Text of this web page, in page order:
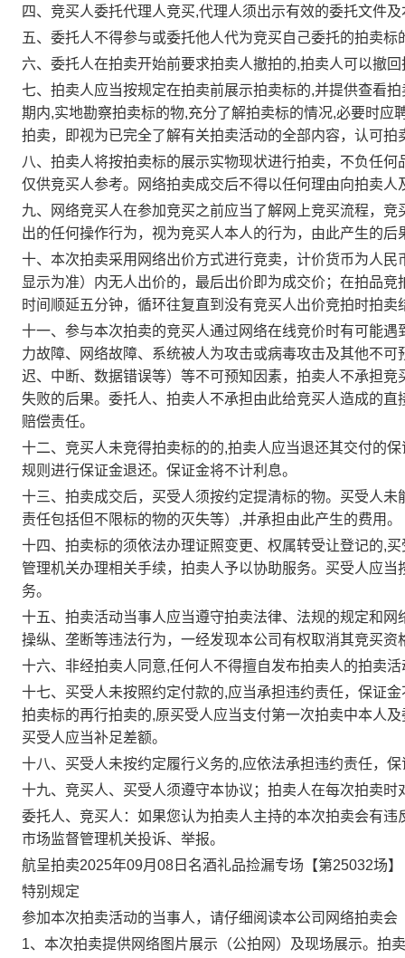
四、竞买人委托代理人竞买,代理人须出示有效的委托文件
五、委托人不得参与或委托他人代为竞买自己委托的拍卖标
六、委托人在拍卖开始前要求拍卖人撤拍的,拍卖人可以撤
七、拍卖人应当按规定在拍卖前展示拍卖标的,并提供查看
期内,实地勘察拍卖标的物,充分了解拍卖标的情况,必要时
拍卖，即视为已完全了解有关拍卖活动的全部内容，认可
八、拍卖人将按拍卖标的展示实物现状进行拍卖，不负任
仅供竞买人参考。网络拍卖成交后不得以任何理由向拍卖
九、网络竞买人在参加竞买之前应当了解网上竞买流程，
出的任何操作行为，视为竞买人本人的行为，由此产生的后
十、本次拍卖采用网络出价方式进行竞卖，计价货币为人
显示为准）内无人出价的，最后出价即为成交价；在拍品
时间顺延五分钟，循环往复直到没有竞买人出价竞拍时拍
十一、参与本次拍卖的竞买人通过网络在线竞价时有可能
力故障、网络故障、系统被人为攻击或病毒攻击及其他不
迟、中断、数据错误等）等不可预知因素，拍卖人不承担
失败的后果。委托人、拍卖人不承担由此给竞买人造成的
赔偿责任。
十二、竞买人未竞得拍卖标的的,拍卖人应当退还其交付的
规则进行保证金退还。保证金将不计利息。
十三、拍卖成交后，买受人须按约定提清标的物。买受人
责任包括但不限标的物的灭失等）,并承担由此产生的费用。
十四、拍卖标的须依法办理证照变更、权属转受让登记的,
管理机关办理相关手续，拍卖人予以协助服务。买受人应
务。
十五、拍卖活动当事人应当遵守拍卖法律、法规的规定和
操纵、垄断等违法行为，一经发现本公司有权取消其竞买
十六、非经拍卖人同意,任何人不得擅自发布拍卖人的拍卖
十七、买受人未按照约定付款的,应当承担违约责任，保证
拍卖标的再行拍卖的,原买受人应当支付第一次拍卖中本人
买受人应当补足差额。
十八、买受人未按约定履行义务的,应依法承担违约责任，
十九、竞买人、买受人须遵守本协议；拍卖人在每次拍卖
委托人、竞买人：如果您认为拍卖人主持的本次拍卖会有
市场监督管理机关投诉、举报。
航呈拍卖2025年09月08日名酒礼品捡漏专场【第25032场
特别规定
参加本次拍卖活动的当事人，请仔细阅读本公司网络拍卖
1、本次拍卖提供网络图片展示（公拍网）及现场展示。拍